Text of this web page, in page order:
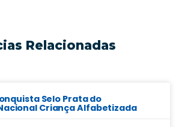
Relacionadas
Selo Prata do
Criança Alfabetizada